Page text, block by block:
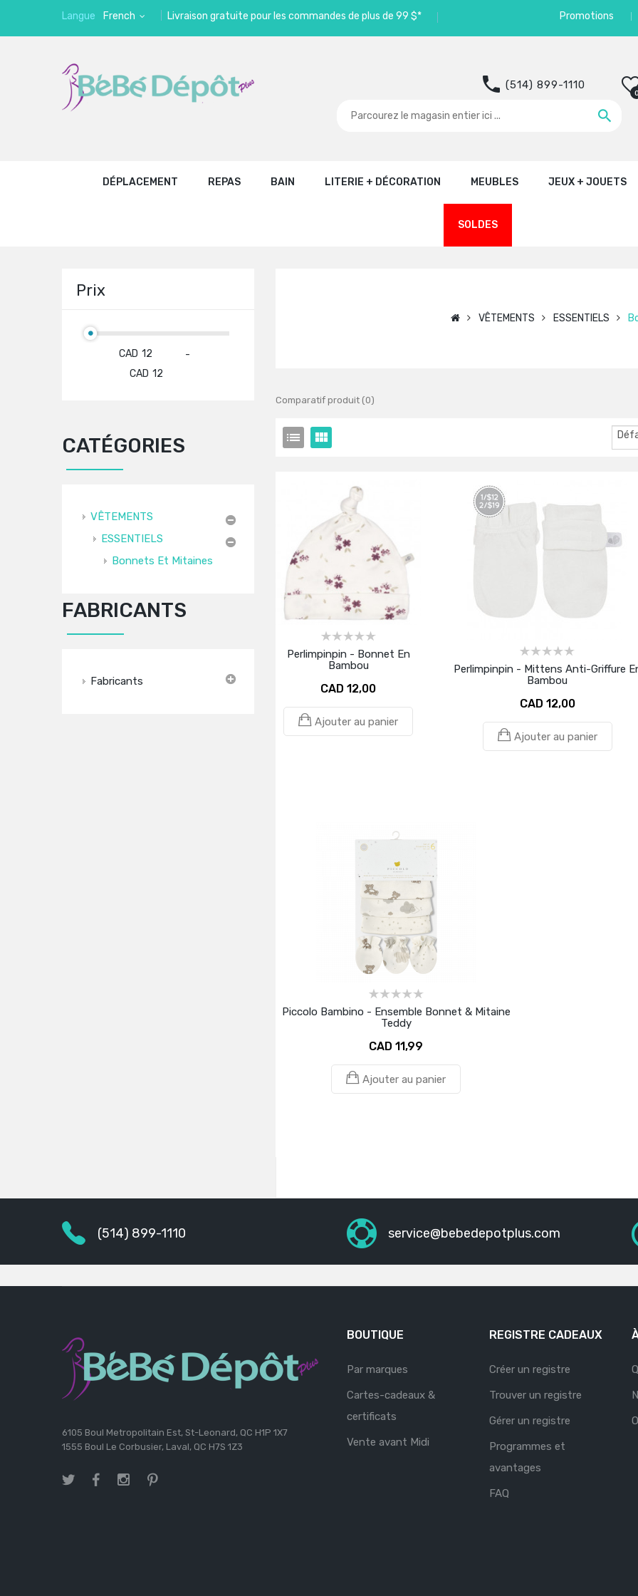
Langue French Livraison gratuite pour les commandes de plus de 99 $* Promotions
(514) 899-1110
DÉPLACEMENT REPAS BAIN LITERIE + DÉCORATION MEUBLES JEUX + JOUETS
SOLDES
Prix
CAD
-
CAD
CATÉGORIES
VÊTEMENTS
ESSENTIELS
Bonnets Et Mitaines
FABRICANTS
Fabricants
VÊTEMENTS ESSENTIELS
Comparatif produit (0)
Perlimpinpin - Bonnet En
Bambou
CAD 12,00
Ajouter au panier
Perlimpinpin - Mittens Anti-Griffure
Bambou
CAD 12,00
Ajouter au panier
Piccolo Bambino - Ensemble Bonnet & Mitaine
Teddy
CAD 11,99
Ajouter au panier
(514) 899-1110 service@bebedepotplus.com
6105 Boul Metropolitain Est, St-Leonard, QC H1P 1X7
1555 Boul Le Corbusier, Laval, QC H7S 1Z3
BOUTIQUE
Par marques
Cartes-cadeaux &
certificats
Vente avant Midi
REGISTRE CADEAUX
Créer un registre
Trouver un registre
Gérer un registre
Programmes et
avantages
FAQ